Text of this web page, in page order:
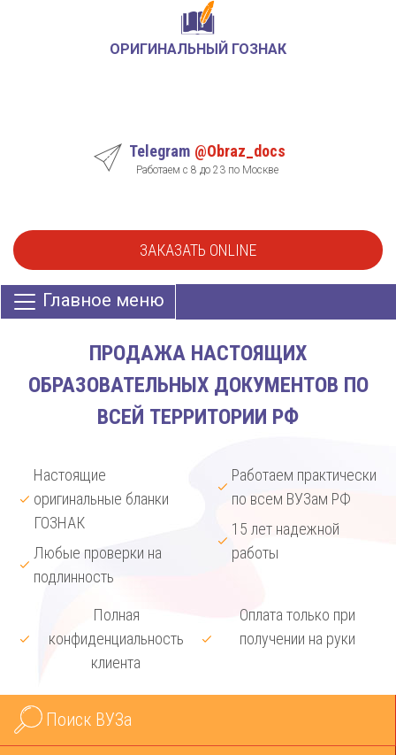
ОРИГИНАЛЬНЫЙ ГОЗНАК
Telegram @Obraz_docs
Работаем с 8 до 23 по Москве
ЗАКАЗАТЬ ONLINE
Главное меню
ПРОДАЖА НАСТОЯЩИХ
ОБРАЗОВАТЕЛЬНЫХ ДОКУМЕНТОВ ПО
ВСЕЙ ТЕРРИТОРИИ РФ
Настоящие
оригинальные бланки
ГОЗНАК
Любые проверки на
подлинность
Работаем практически
по всем ВУЗам РФ
15 лет надежной
работы
Полная
конфиденциальность
клиента
Оплата только при
получении на руки
Поиск ВУЗа